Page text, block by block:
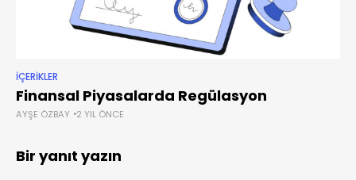
İÇERIKLER
Finansal Piyasalarda Regülasyon
AYŞE ÖZBAY 2 YIL ÖNCE
Bir yanıt yazın